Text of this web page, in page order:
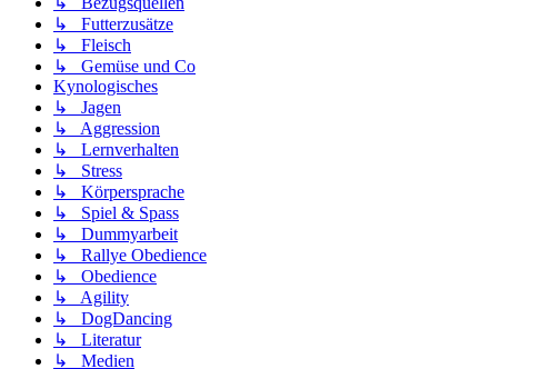
↳ Futterzusätze
↳ Fleisch
↳ Gemüse und Co
Kynologisches
↳ Jagen
↳ Aggression
↳ Lernverhalten
↳ Stress
↳ Körpersprache
↳ Spiel & Spass
↳ Dummyarbeit
↳ Rallye Obedience
↳ Obedience
↳ Agility
↳ DogDancing
↳ Literatur
↳ Medien